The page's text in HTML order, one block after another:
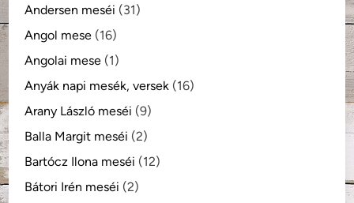
Andersen meséi (31)
Angol mese (16)
Angolai mese (1)
Anyák napi mesék, versek (16)
Arany László meséi (9)
Balla Margit meséi (2)
Bartócz Ilona meséi (12)
Bátori Irén meséi (2)